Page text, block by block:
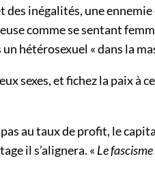
inégalités, une
comme se sentant
hétérosexuel « dans la
sexes, et fichez la paix
au taux de profit, le
il s’alignera. « Le